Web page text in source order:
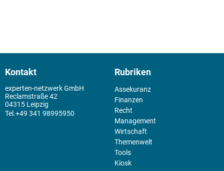
Kontakt
experten-netzwerk GmbH
Reclamstraße 42
04315 Leipzig
+49 341 98995950
Rubriken
Assekuranz
Finanzen
Recht
Management
Wirtschaft
Themenwelt
Tools
Kiosk